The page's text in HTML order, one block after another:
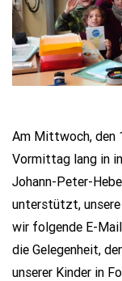
Am Mittwoch, den
Vormittag lang in
Johann-Peter-
unterstützt,
wir folgende E-
die Gelegenheit,
unserer Kinder in